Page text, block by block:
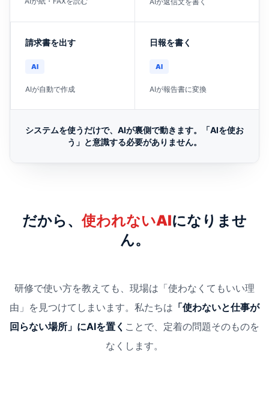
請求書を出す
AI
AIが自動で作成
日報を書く
AI
AIが報告書に変換
システムを使うだけで、AIが裏側で動きます。「AIを使お
う」と意識する必要がありません。
だから、使われないAIになりませ
ん。
研修で使い方を教えても、現場は「使わなくてもいい理
由」を見つけてしまいます。 私たちは 「使わないと仕事が
回らない場所」にAIを置く ことで、定着の問題そのものを
なくします。